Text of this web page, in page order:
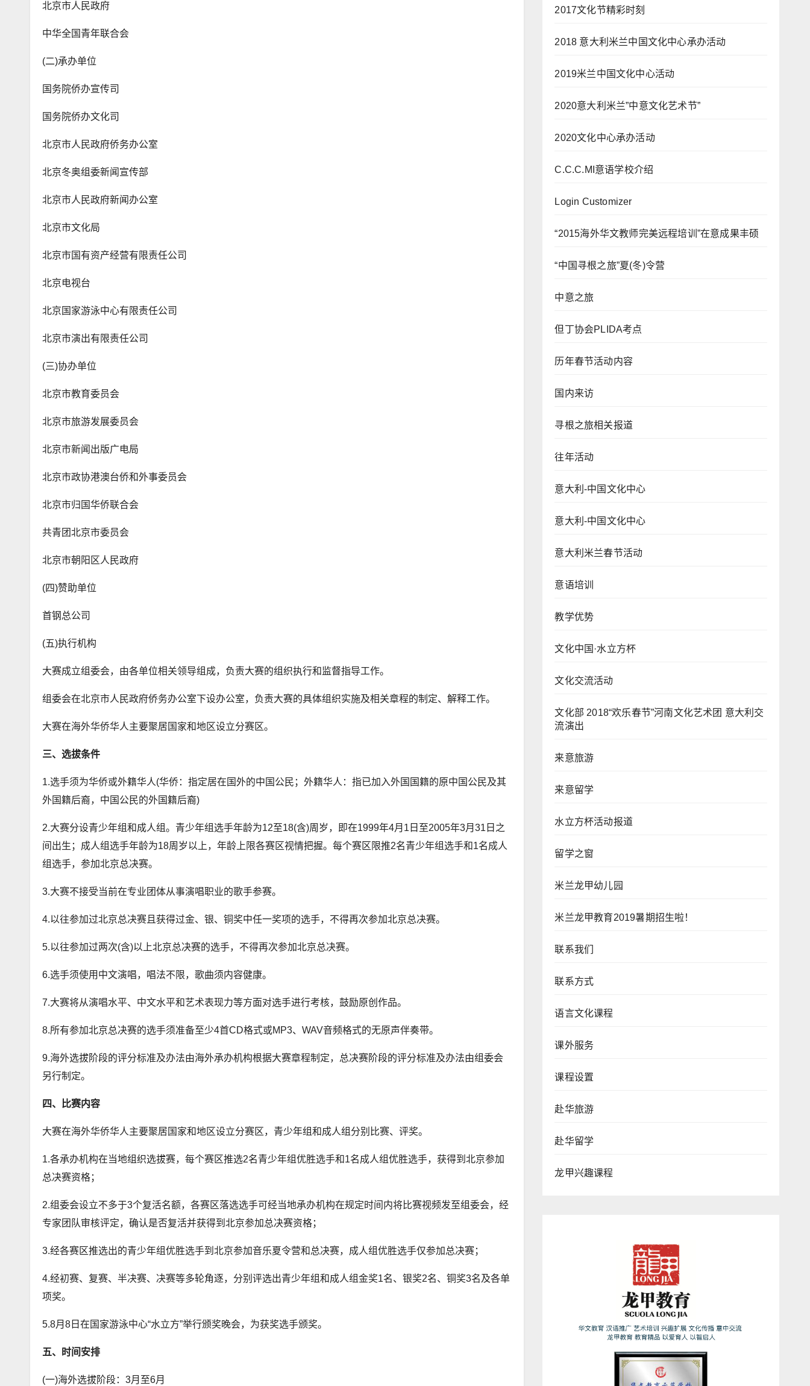
北京市人民政府
中华全国青年联合会
(二)承办单位
国务院侨办宣传司
国务院侨办文化司
北京市人民政府侨务办公室
北京冬奥组委新闻宣传部
北京市人民政府新闻办公室
北京市文化局
北京市国有资产经营有限责任公司
北京电视台
北京国家游泳中心有限责任公司
北京市演出有限责任公司
(三)协办单位
北京市教育委员会
北京市旅游发展委员会
北京市新闻出版广电局
北京市政协港澳台侨和外事委员会
北京市归国华侨联合会
共青团北京市委员会
北京市朝阳区人民政府
(四)赞助单位
首钢总公司
(五)执行机构
大赛成立组委会，由各单位相关领导组成，负责大赛的组织执行和监督指导工作。
组委会在北京市人民政府侨务办公室下设办公室，负责大赛的具体组织实施及相关章程的制定、解释工作。
大赛在海外华侨华人主要聚居国家和地区设立分赛区。
三、选拔条件
1.选手须为华侨或外籍华人(华侨：指定居在国外的中国公民；外籍华人：指已加入外国国籍的原中国公民及其
外国籍后裔，中国公民的外国籍后裔)
2.大赛分设青少年组和成人组。青少年组选手年龄为12至18(含)周岁，即在1999年4月1日至2005年3月31日之
间出生；成人组选手年龄为18周岁以上，年龄上限各赛区视情把握。每个赛区限推2名青少年组选手和1名成人
组选手，参加北京总决赛。
3.大赛不接受当前在专业团体从事演唱职业的歌手参赛。
4.以往参加过北京总决赛且获得过金、银、铜奖中任一奖项的选手，不得再次参加北京总决赛。
5.以往参加过两次(含)以上北京总决赛的选手，不得再次参加北京总决赛。
6.选手须使用中文演唱，唱法不限，歌曲须内容健康。
7.大赛将从演唱水平、中文水平和艺术表现力等方面对选手进行考核，鼓励原创作品。
8.所有参加北京总决赛的选手须准备至少4首CD格式或MP3、WAV音频格式的无原声伴奏带。
9.海外选拔阶段的评分标准及办法由海外承办机构根据大赛章程制定，总决赛阶段的评分标准及办法由组委会
另行制定。
四、比赛内容
大赛在海外华侨华人主要聚居国家和地区设立分赛区，青少年组和成人组分别比赛、评奖。
1.各承办机构在当地组织选拔赛，每个赛区推选2名青少年组优胜选手和1名成人组优胜选手，获得到北京参加
总决赛资格；
2.组委会设立不多于3个复活名额，各赛区落选选手可经当地承办机构在规定时间内将比赛视频发至组委会，经
专家团队审核评定，确认是否复活并获得到北京参加总决赛资格；
3.经各赛区推选出的青少年组优胜选手到北京参加音乐夏令营和总决赛，成人组优胜选手仅参加总决赛；
4.经初赛、复赛、半决赛、决赛等多轮角逐，分别评选出青少年组和成人组金奖1名、银奖2名、铜奖3名及各单
项奖。
5.8月8日在国家游泳中心“水立方”举行颁奖晚会，为获奖选手颁奖。
五、时间安排
(一)海外选拔阶段：3月至6月
2017文化节精彩时刻
2018 意大利米兰中国文化中心承办活动
2019米兰中国文化中心活动
2020意大利米兰”中意文化艺术节”
2020文化中心承办活动
C.C.C.MI意语学校介绍
Login Customizer
“2015海外华文教师完美远程培训”在意成果丰硕
“中国寻根之旅”夏(冬)令营
中意之旅
但丁协会PLIDA考点
历年春节活动内容
国内来访
寻根之旅相关报道
往年活动
意大利-中国文化中心
意大利-中国文化中心
意大利米兰春节活动
意语培训
教学优势
文化中国·水立方杯
文化交流活动
文化部 2018“欢乐春节”河南文化艺术团 意大利交
流演出
来意旅游
来意留学
水立方杯活动报道
留学之窗
米兰龙甲幼儿园
米兰龙甲教育2019暑期招生啦！
联系我们
联系方式
语言文化课程
课外服务
课程设置
赴华旅游
赴华留学
龙甲兴趣课程